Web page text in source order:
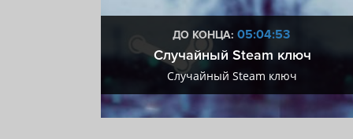
ДО КОНЦА: 05:04:52
Случайный Steam ключ
Случайный Steam ключ